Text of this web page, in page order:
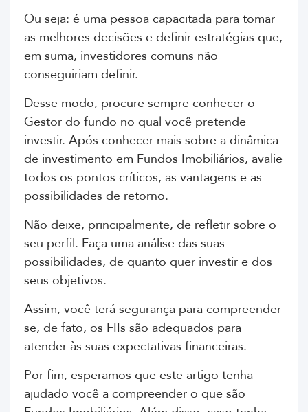
Ou seja: é uma pessoa capacitada para tomar
as melhores decisões e definir estratégias que,
em suma, investidores comuns não
conseguiriam definir.
Desse modo, procure sempre conhecer o
Gestor do fundo no qual você pretende
investir. Após conhecer mais sobre a dinâmica
de investimento em Fundos Imobiliários, avalie
todos os pontos críticos, as vantagens e as
possibilidades de retorno.
Não deixe, principalmente, de refletir sobre o
seu perfil. Faça uma análise das suas
possibilidades, de quanto quer investir e dos
seus objetivos.
Assim, você terá segurança para compreender
se, de fato, os FIIs são adequados para
atender às suas expectativas financeiras.
Por fim, esperamos que este artigo tenha
ajudado você a compreender o que são